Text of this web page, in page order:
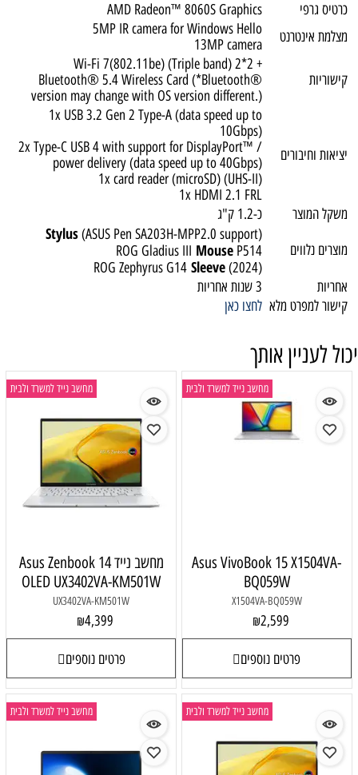
כרטיס גרפי
AMD Radeon™ 8060S Graphics
מצלמת אינטרנט
5MP IR camera for Windows Hello
13MP camera
קישוריות
Wi-Fi 7(802.11be) (Triple band) 2*2 +
Bluetooth® 5.4 Wireless Card (*Bluetooth®
version may change with OS version different.)
יציאות וחיבורים
1x USB 3.2 Gen 2 Type-A (data speed up to
10Gbps)
2x Type-C USB 4 with support for DisplayPort™ /
power delivery (data speed up to 40Gbps)
1x card reader (microSD) (UHS-II)
1x HDMI 2.1 FRL
משקל המוצר
כ-1.2 ק"ג
מוצרים נלווים
Stylus(ASUS Pen SA203H-MPP2.0 support)
ROG Gladius III Mouse P514
ROG Zephyrus G14 Sleeve(2024)
אחריות
3 שנות אחריות
קישור למפרט מלא לחצו כאן
יכול לעניין אותך
מחשב נייד למשרד ולבית
Asus VivoBook 15 X1504VA-
BQ059W
X1504VA-BQ059W
₪2,599
פרטים נוספים
מחשב נייד למשרד ולבית
מחשב נייד Asus Zenbook 14
OLED UX3402VA-KM501W
UX3402VA-KM501W
₪4,399
פרטים נוספים
מחשב נייד למשרד ולבית מחשב נייד למשרד ולבית